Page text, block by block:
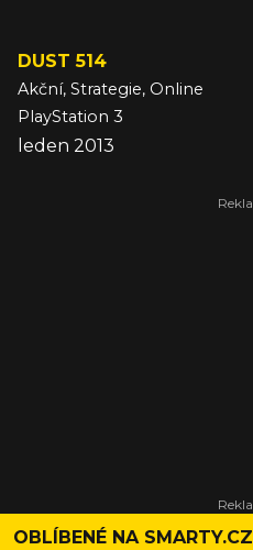
DUST 514
Akční, Strategie, Online
PlayStation 3
leden 2013
OBLÍBENÉ NA SMARTY.CZ